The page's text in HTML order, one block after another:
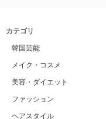
カテゴリ
韓国芸能
メイク・コスメ
美容・ダイエット
ファッション
ヘアスタイル